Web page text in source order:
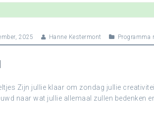
2025 Hanne Kestermont Programma
Zijn jullie klaar om zondag jullie
naar wat jullie allemaal zullen bedenken